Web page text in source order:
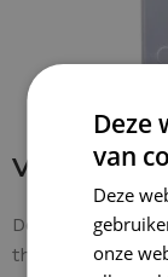
Verbinding
De bedrading is
thermostaat. De
Deze
van
Deze
onze